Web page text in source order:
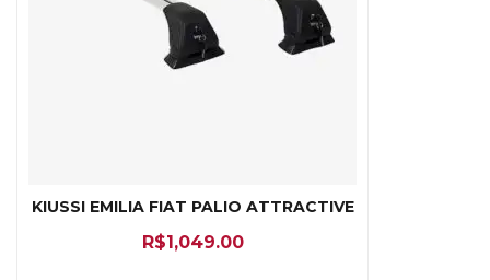
KIUSSI EMILIA FIAT PALIO ATTRACTIVE
R$1,049.00